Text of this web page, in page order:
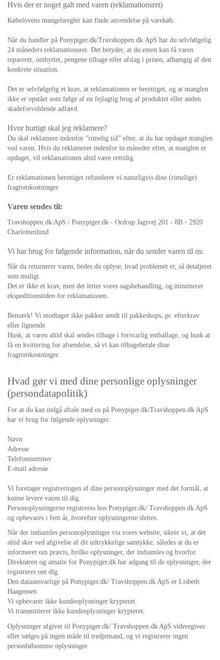
Hvis der er noget galt med varen (reklamationsret)
Købelovens mangelsregler kan finde anvendelse på varekøb.
Når du handler på Ponypiger.dk/Travshoppen.dk ApS har du selvfølgelig
24 måneders reklamationsret. Det betyder, at du enten kan få varen
repareret, ombyttet, pengene tilbage eller afslag i prisen, afhængig af den
konkrete situation.
Det er selvfølgelig et krav, at reklamationen er berettiget, og at manglen
ikke er opstået som følge af en fejlagtig brug af produktet eller anden
skadeforvoldende adfærd.
Hvor hurtigt skal jeg reklamere?
Du skal reklamere indenfor ”rimelig tid” efter, at du har opdaget manglen
ved varen. Hvis du reklamerer indenfor to måneder efter, at manglen er
opdaget, vil reklamationen altid være rettidig.
Er reklamationen berettiget refunderer vi naturligvis dine (rimelige)
fragtomkostninger.
Varen sendes til:
Travshoppen.dk ApS / Ponypiger.dk - Ordrup Jagtvej 201 - 8B - 2920
Charlottenlund
Vi har brug for følgende information, når du sender varen til os:
Når du returnerer varen, bedes du oplyse, hvad problemet er, så detaljeret
som muligt.
Det er ikke et krav, men det letter vores sagsbehandling, og minimerer
ekspeditionstiden for reklamationen.
Bemærk! Vi modtager ikke pakker sendt til pakkeshops, pr. efterkrav
eller lignende.
Husk, at varen altid skal sendes tilbage i forsvarlig emballage, og husk at
få en kvittering for afsendelse, så vi kan tilbagebetale dine
fragtomkostninger.
Hvad gør vi med dine personlige oplysninger
(persondatapolitik)
For at du kan indgå aftale med os på Ponypiger.dk/Travshoppen.dk ApS
har vi brug for følgende oplysninger:
Navn
Adresse
Telefonnummer
E-mail adresse
Vi foretager registreringen af dine personoplysninger med det formål, at
kunne levere varen til dig.
Personoplysningerne registreres hos Ponypiger.dk/ Travshoppen.dk ApS
og opbevares i fem år, hvorefter oplysningerne slettes.
Når der indsamles personoplysninger via vores website, sikrer vi, at det
altid sker ved afgivelse af dit udtrykkelige samtykke, således at du er
informeret om præcis, hvilke oplysninger, der indsamles og hvorfor.
Direktøren og ansatte for Ponypiger.dk har adgang til de oplysninger, der
registreres om dig.
Den dataansvarlige på Ponypiger.dk/ Travshoppen.dk ApS er Lisbeth
Haagensen
Vi opbevarer ikke kundeoplysninger krypteret.
Vi transmitterer ikke kundeoplysninger krypteret.
Oplysninger afgivet til Ponypiger.dk/ Travshoppen.dk ApS videregives
eller sælges på ingen måde til tredjemand, og vi registrerer ingen
personfølsomme oplysninger.